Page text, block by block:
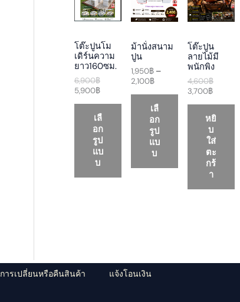
O
T
โต๊ะปูนโม
เดิร์นความ
ยาว160ซม.
6,900฿
g
i
a
l
p
r
i
c
a
s
:
6
,
0
5,900฿
r
e
t
p
r
i
c
e
:
5
,
9
0
฿
เลื
อก
รูป
แบ
บ
O
D
S
ม้านั่งสนาม
ปูน
1,950฿ –
2,100฿
c
e
n
e
:
9
5
0
฿
t
h
r
เลื
อก
รูป
แบ
บ
O
T
A
โต๊ะปูน
ลายไม้มี
พนักพิง
4,600฿
g
i
l
p
r
i
c
a
s
:
4
,
6
0
0
3,700฿
r
e
p
r
i
c
e
:
3
,
7
0
0
฿
.
หยิ
บ
ใส่
ตะ
กร้
า
การเปลี่ยนหรือคืนสินค้า
แจ้งโอนเงิน